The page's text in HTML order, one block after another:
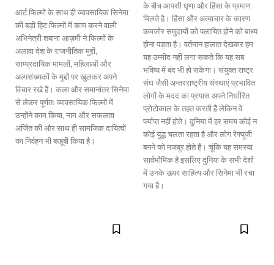
आर्ट फिल्मों के साथ ही व्यावसायिक सिनेमा
की बड़ी हिट फिल्मों में काम करने वाली
अभिनेत्री शबाना आज़मी ने फिल्मों के
अलावा देश के राजनीतिक मुद्दों,
साम्प्रदायिक मामलों, महिलाओं और
अल्पसंख्यकों के मुद्दों पर खुलकर अपने
विचार रखे हैं। कला और समानांतर सिनेमा
से लेकर पूर्णतः व्यावसायिक फिल्मों में
उन्होंने काम किया, नाम और सफलता
अर्जित की और साथ ही सामजिक दायित्वों
का निर्वहन भी बखूबी किया है।
के बीच आपसी घृणा और हिंसा के प्रमाण
मिलते है। हिंसा और अत्याचार के कारण
कमजोर समुदायों को पलायित होने को बाध्य
होना पड़ता है। वर्तमान हालात देखकर हम
यह उम्मीद नहीं लगा सकते कि यह सब
भविष्य में बंद भी हो सकेगा। संयुक्त राष्ट्र
संघ जैसी अन्तरराष्ट्रीय संस्थाएं प्रभावित
लोगों के मदद का प्रयास अपने निर्धारित
प्रोटोकाल के तहत करती हैं लेकिन वे
पर्याप्त नहीं होते। दुनिया में हर समय कोई न
कोई युद्ध चलता रहता है और लोग रेफ्यूजी
बनने को मजबूर होते हैं। चूंकि यह समस्या
सार्वभौमिक है इसलिए दुनिया के सभी देशों
में उनके ऊपर साहित्य और सिनेमा भी रचा
गया है।